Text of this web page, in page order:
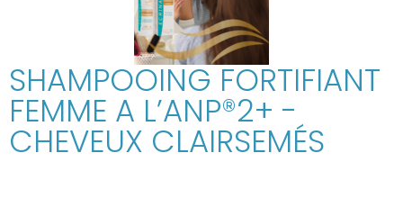
SHAMPOOING FORTIFIANT
FEMME A L’ANP®2+ -
CHEVEUX CLAIRSEMÉS